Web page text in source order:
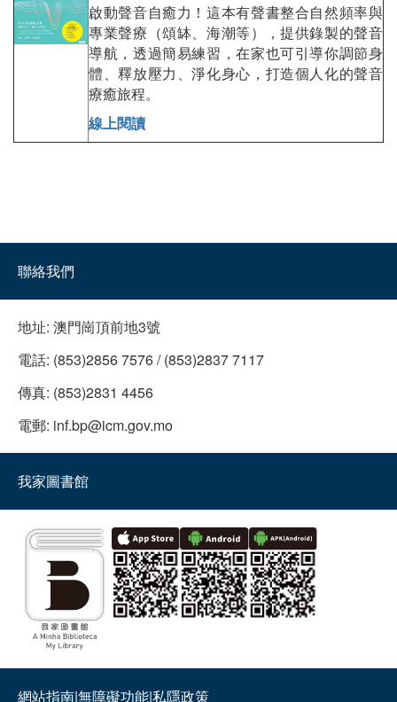
啟動聲音自癒力！這本有聲書整合自然頻率與
專業聲療（頌缽、海潮等），提供錄製的聲音
導航，透過簡易練習，在家也可引導你調節身
體、釋放壓力、淨化身心，打造個人化的聲音
療癒旅程。
線上閱讀
聯絡我們
地址: 澳門崗頂前地3號
電話: (853)2856 7576 / (853)2837 7117
傳真: (853)2831 4456
電郵: inf.bp@icm.gov.mo
我家圖書館
網站指南|無障礙功能|私隱政策